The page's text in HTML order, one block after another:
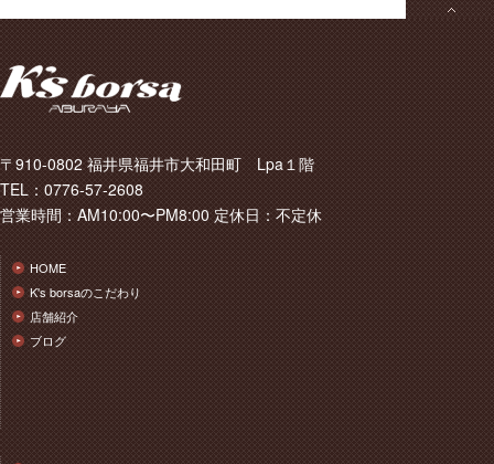
〒910-0802 福井県福井市大和田町 Lpa１階
TEL：0776-57-2608
営業時間：AM10:00〜PM8:00 定休日：不定休
HOME
K's borsaのこだわり
店舗紹介
ブログ